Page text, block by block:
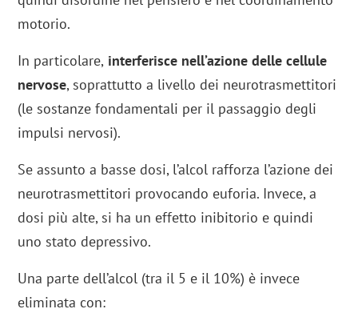
motorio.
In particolare, interferisce nell’azione delle cellule
nervose, soprattutto a livello dei neurotrasmettitori
(le sostanze fondamentali per il passaggio degli
impulsi nervosi).
Se assunto a basse dosi, l’alcol rafforza l’azione dei
neurotrasmettitori provocando euforia. Invece, a
dosi più alte, si ha un effetto inibitorio e quindi
uno stato depressivo.
Una parte dell’alcol (tra il 5 e il 10%) è invece
eliminata con: